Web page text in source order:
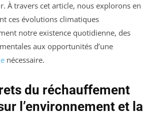
À travers cet article, nous explorons en
ces évolutions climatiques
notre existence quotidienne, des
aux opportunités d’une
nécessaire.
du réchauffement
l’environnement et la